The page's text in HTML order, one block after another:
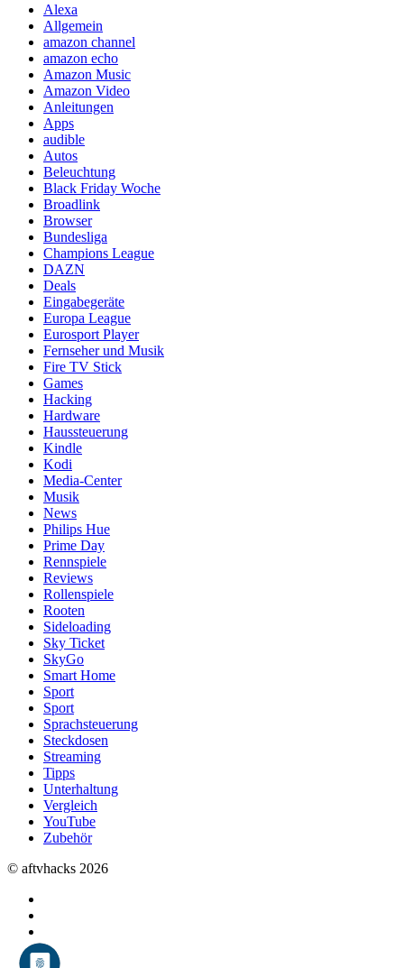
Alexa
Allgemein
amazon channel
amazon echo
Amazon Music
Amazon Video
Anleitungen
Apps
audible
Autos
Beleuchtung
Black Friday Woche
Broadlink
Browser
Bundesliga
Champions League
DAZN
Deals
Eingabegeräte
Europa League
Eurosport Player
Fernseher und Musik
Fire TV Stick
Games
Hacking
Hardware
Haussteuerung
Kindle
Kodi
Media-Center
Musik
News
Philips Hue
Prime Day
Rennspiele
Reviews
Rollenspiele
Rooten
Sideloading
Sky Ticket
SkyGo
Smart Home
Sport
Sport
Sprachsteuerung
Steckdosen
Streaming
Tipps
Unterhaltung
Vergleich
YouTube
Zubehör
© aftvhacks 2026